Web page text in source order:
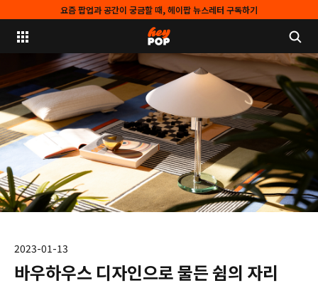
요즘 팝업과 공간이 궁금할 때, 헤이팝 뉴스레터 구독하기
2023-01-13
바우하우스 디자인으로 물든 쉼의 자리